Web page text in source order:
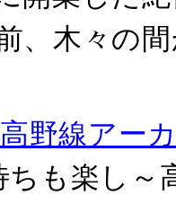
、木々の
野線アー
も楽し～